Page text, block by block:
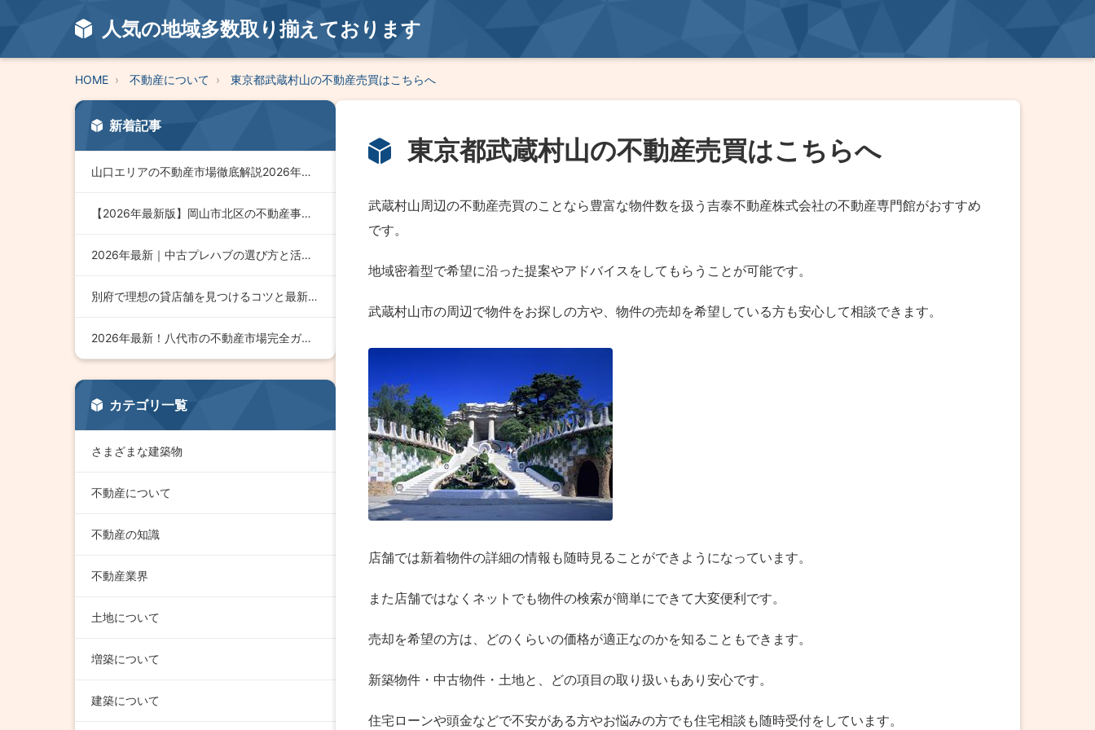
人気の地域多数取り揃えております
HOME 不動産について 東京都武蔵村山の不動産売買はこちらへ
東京都武蔵村山の不動産売買はこちらへ
武蔵村山周辺の不動産売買のことなら豊富な物件数を扱う吉泰不動産株式会社の不動産専門館がおすすめ
です。
地域密着型で希望に沿った提案やアドバイスをしてもらうことが可能です。
武蔵村山市の周辺で物件をお探しの方や、物件の売却を希望している方も安心して相談できます。
店舗では新着物件の詳細の情報も随時見ることができようになっています。
また店舗ではなくネットでも物件の検索が簡単にできて大変便利です。
売却を希望の方は、どのくらいの価格が適正なのかを知ることもできます。
新築物件・中古物件・土地と、どの項目の取り扱いもあり安心です。
住宅ローンや頭金などで不安がある方やお悩みの方でも住宅相談も随時受付をしています。
新着記事
山口エリアの不動産市場徹底解説2026年版｜今すぐ知りたい最…
【2026年最新版】岡山市北区の不動産事情を徹底解説！成功す…
2026年最新｜中古プレハブの選び方と活用術徹底ガイド
別府で理想の貸店舗を見つけるコツと最新市場動向【2026年版…
2026年最新！八代市の不動産市場完全ガイド｜購入・売却・投…
カテゴリ一覧
さまざまな建築物
不動産について
不動産の知識
不動産業界
土地について
増築について
建築について